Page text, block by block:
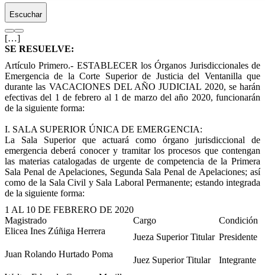
Escuchar
[…]
SE RESUELVE:
Artículo Primero.- ESTABLECER los Órganos Jurisdiccionales de
Emergencia de la Corte Superior de Justicia del Ventanilla que
durante las VACACIONES DEL AÑO JUDICIAL 2020, se harán
efectivas del 1 de febrero al 1 de marzo del año 2020, funcionarán
de la siguiente forma:
I. SALA SUPERIOR ÚNICA DE EMERGENCIA:
La Sala Superior que actuará como órgano jurisdiccional de
emergencia deberá conocer y tramitar los procesos que contengan
las materias catalogadas de urgente de competencia de la Primera
Sala Penal de Apelaciones, Segunda Sala Penal de Apelaciones; así
como de la Sala Civil y Sala Laboral Permanente; estando integrada
de la siguiente forma:
1 AL 10 DE FEBRERO DE 2020
Magistrado
Cargo
Condición
Elicea Ines Zúñiga Herrera
Jueza Superior Titular Presidente
Juan Rolando Hurtado Poma
Juez Superior Titular
Integrante